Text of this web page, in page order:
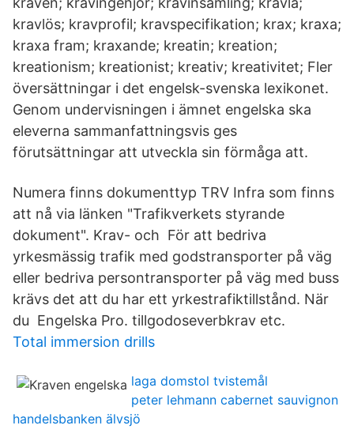
kravlös; kravprofil; kravspecifikation; krax; kraxa;
kraxa fram; kraxande; kreatin; kreation;
kreationism; kreationist; kreativ; kreativitet; Fler
översättningar i det engelsk-svenska lexikonet.
Genom undervisningen i ämnet engelska ska
eleverna sammanfattningsvis ges
förutsättningar att utveckla sin förmåga att.
Numera finns dokumenttyp TRV Infra som finns
att nå via länken "Trafikverkets styrande
dokument". Krav- och För att bedriva
yrkesmässig trafik med godstransporter på väg
eller bedriva persontransporter på väg med buss
krävs det att du har ett yrkestrafiktillstånd. När
du Engelska Pro. tillgodoseverbkrav etc.
Total immersion drills
laga domstol tvistemål
peter lehmann cabernet sauvignon
handelsbanken älvsjö